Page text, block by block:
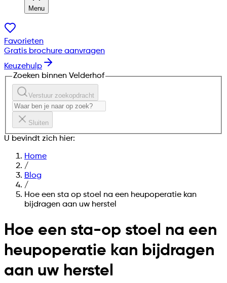
Menu
Favorieten
Gratis brochure aanvragen
Keuzehulp
Zoeken binnen Velderhof
Verstuur zoekopdracht
Sluiten
U bevindt zich hier:
Home
/
Blog
/
Hoe een sta op stoel na een heupoperatie kan
bijdragen aan uw herstel
Hoe een sta-op stoel na een
heupoperatie kan bijdragen
aan uw herstel